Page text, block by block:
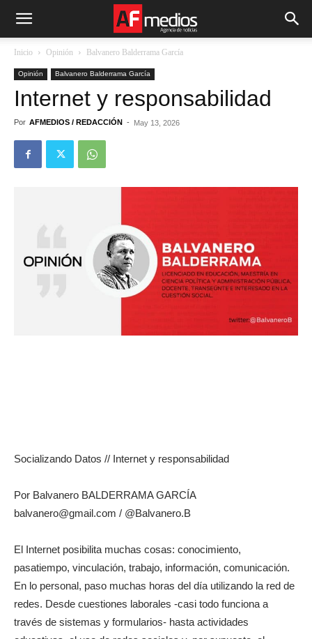
Inicio Opinión Balvanero Balderrama García
Opinión Balvanero Balderrama García
Internet y responsabilidad
Por AFMEDIOS / REDACCIÓN - May 13, 2026
Socializando Datos // Internet y responsabilidad
Por Balvanero BALDERRAMA GARCÍA
balvanero@gmail.com / @Balvanero.B
El Internet posibilita muchas cosas: conocimiento,
pasatiempo, vinculación, trabajo, información, comunicación.
En lo personal, paso muchas horas del día utilizando la red de
redes. Desde cuestiones laborales -casi todo funciona a
través de sistemas y formularios- hasta actividades